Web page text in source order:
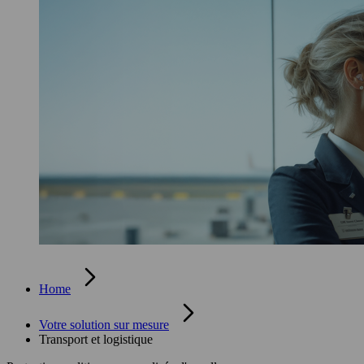
Home
Votre solution sur mesure
Transport et logistique